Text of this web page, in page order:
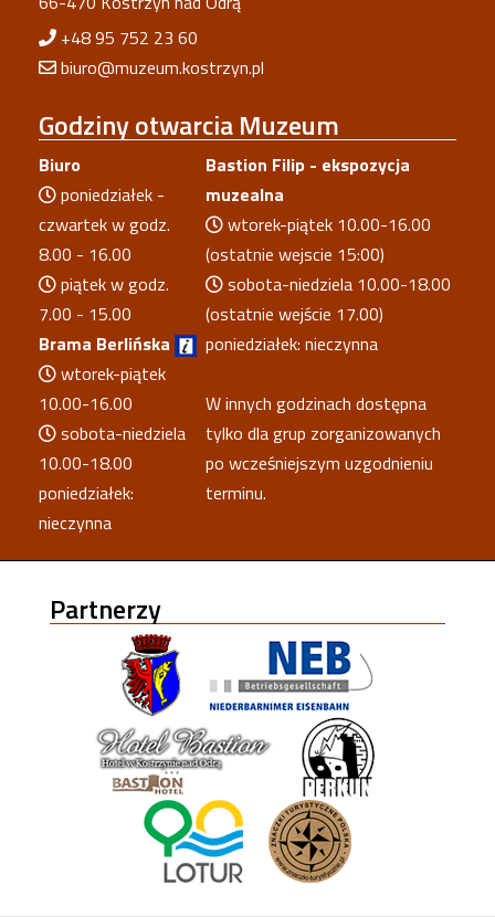
+48 95 752 23 60
biuro@muzeum.kostrzyn.pl
Godzinyotwarcia Muzeum
Biuro
poniedziałek -
czwartek w godz.
8.00 - 16.00
piątek w godz.
7.00 - 15.00
Brama Berlińska
wtorek-piątek
10.00-16.00
sobota-niedziela
10.00-18.00
poniedziałek:
nieczynna
Bastion Filip - ekspozycja
muzealna
wtorek-piątek 10.00-16.00
(ostatnie wejscie 15:00)
sobota-niedziela 10.00-18.00
(ostatnie wejście 17.00)
poniedziałek: nieczynna
W innych godzinach dostępna
tylko dla grup zorganizowanych
po wcześniejszym uzgodnieniu
terminu.
Partnerzy